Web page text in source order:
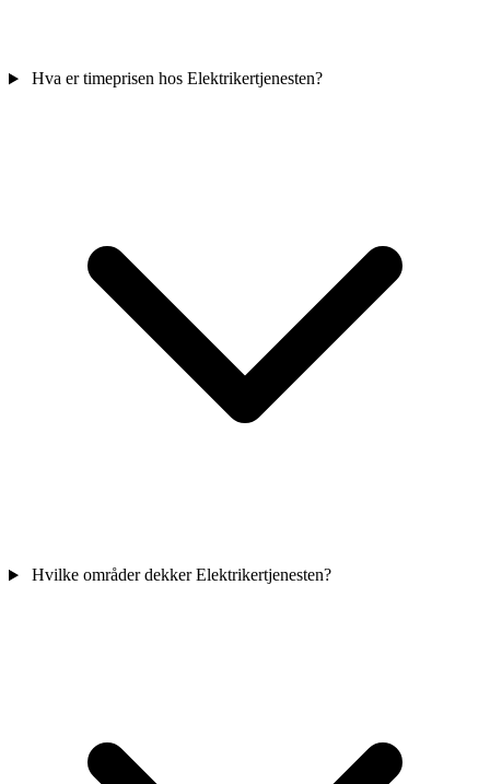
Hva er timeprisen hos Elektrikertjenesten?
Hvilke områder dekker Elektrikertjenesten?